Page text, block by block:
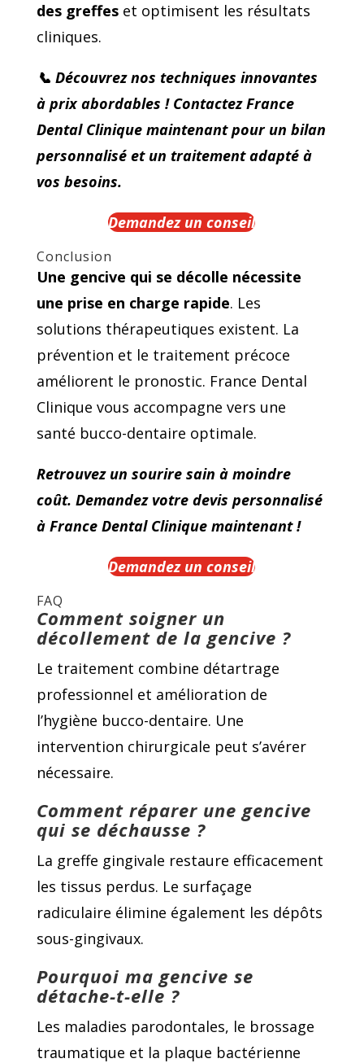
des greffeset optimisent les résultats
cliniques.
📞 Découvrez nos techniques innovantes
à prix abordables ! Contactez France
Dental Clinique maintenant pour un bilan
personnalisé et un traitement adapté à
vos besoins.
Demandez un conseil
Conclusion
Une gencive qui se décolle nécessite
une prise en charge rapide. Les
solutions thérapeutiques existent. La
prévention et le traitement précoce
améliorent le pronostic. France Dental
Clinique vous accompagne vers une
santé bucco-dentaire optimale.
Retrouvez un sourire sain à moindre
coût. Demandez votre devis personnalisé
à France Dental Clinique maintenant !
Demandez un conseil
FAQ
Comment soigner un
décollement de la gencive ?
Le traitement combine détartrage
professionnel et amélioration de
l’hygiène bucco-dentaire. Une
intervention chirurgicale peut s’avérer
nécessaire.
Comment réparer une gencive
qui se déchausse ?
La greffe gingivale restaure efficacement
les tissus perdus. Le surfaçage
radiculaire élimine également les dépôts
sous-gingivaux.
Pourquoi ma gencive se
détache-t-elle ?
Les maladies parodontales, le brossage
traumatique et la plaque bactérienne